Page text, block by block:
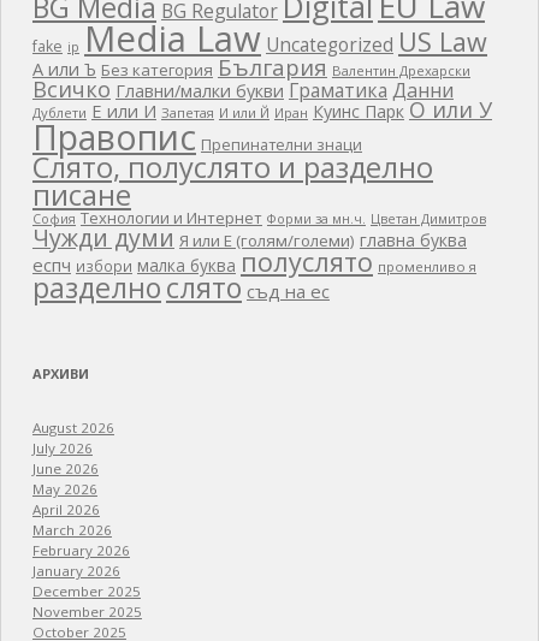
BG Regulator
fake ip Media Law Uncategorized US Law
А или Ъ Без категория България Валентин Дрехарски
Всичко Главни/малки букви Граматика Данни
Дублети Е или И Запетая И или Й Иран Куинс Парк О или У
Правопис Препинателни знаци
Слято, полуслято и разделно
писане
София Технологии и Интернет Форми за мн.ч. Цветан Димитров
Чужди думи Я или Е (голям/големи) главна буква
еспч избори малка буква полуслято променливо я
разделнослято съд на ес
АРХИВИ
August 2026
July 2026
June 2026
May 2026
April 2026
March 2026
February 2026
January 2026
December 2025
November 2025
October 2025